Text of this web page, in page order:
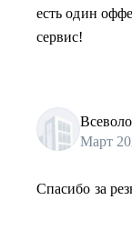
есть один
сервис!
Март
Спасибо за